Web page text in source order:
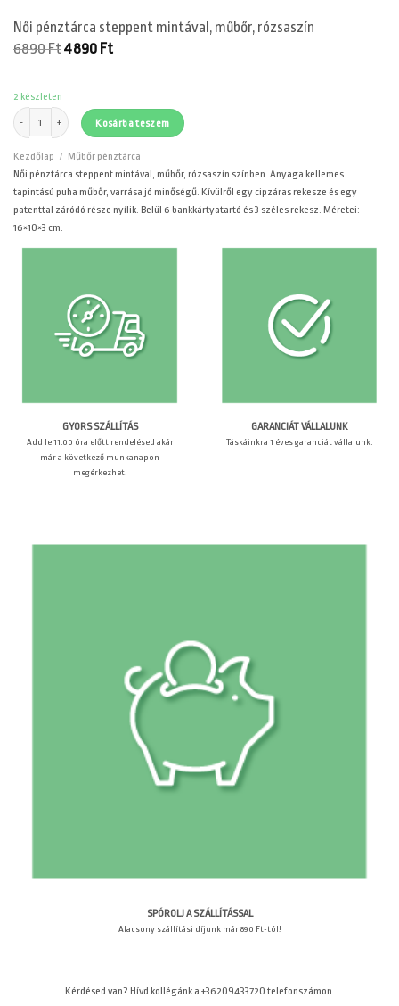
Női pénztárca steppent mintával, műbőr, rózsaszín
6890FtOriginal
4890 FtCurrent
2 készleten
Női pénztárca steppent mintával, műbőr, rózsaszín mennyiség
Kosárba teszem
Kezdőlap / Műbőr pénztárca
Női pénztárca steppent mintával, műbőr, rózsaszín színben. Anyaga kellemes
tapintású puha műbőr, varrása jó minőségű. Kívülről egy cipzáras rekesze és egy
patenttal záródó része nyílik. Belül 6 bankkártyatartó és 3 széles rekesz. Méretei:
16×10×3 cm.
GYORS SZÁLLÍTÁS
Add le 11:00 óra előtt rendelésed akár
már a következő munkanapon
megérkezhet.
GARANCIÁT VÁLLALUNK
Táskáinkra 1 éves garanciát vállalunk.
SPÓROLJ A SZÁLLÍTÁSSAL
Alacsony szállítási díjunk már 890 Ft-tól!
Kérdésed van? Hívd kollégánk a +36209433720 telefonszámon.